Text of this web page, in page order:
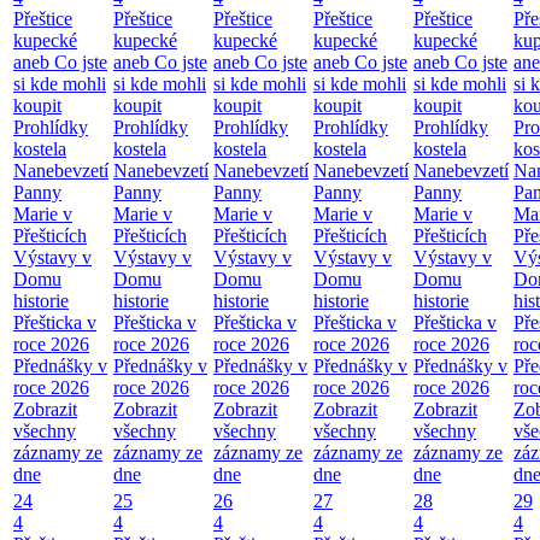
Přeštice
kupecké
aneb Co jste
si kde mohli
koupit
Prohlídky
kostela
Nanebevzetí
Panny
Marie v
Přešticích
Výstavy v
Domu
historie
Přešticka v
roce 2026
Přednášky v
roce 2026
Zobrazit
všechny
záznamy ze
dne
Přeštice
kupecké
aneb Co jste
si kde mohli
koupit
Prohlídky
kostela
Nanebevzetí
Panny
Marie v
Přešticích
Výstavy v
Domu
historie
Přešticka v
roce 2026
Přednášky v
roce 2026
Zobrazit
všechny
záznamy ze
dne
Přeštice
kupecké
aneb Co jste
si kde mohli
koupit
Prohlídky
kostela
Nanebevzetí
Panny
Marie v
Přešticích
Výstavy v
Domu
historie
Přešticka v
roce 2026
Přednášky v
roce 2026
Zobrazit
všechny
záznamy ze
dne
Přeštice
kupecké
aneb Co jste
si kde mohli
koupit
Prohlídky
kostela
Nanebevzetí
Panny
Marie v
Přešticích
Výstavy v
Domu
historie
Přešticka v
roce 2026
Přednášky v
roce 2026
Zobrazit
všechny
záznamy ze
dne
Přeštice
kupecké
aneb Co jste
si kde mohli
koupit
Prohlídky
kostela
Nanebevzetí
Panny
Marie v
Přešticích
Výstavy v
Domu
historie
Přešticka v
roce 2026
Přednášky v
roce 2026
Zobrazit
všechny
záznamy ze
dne
si
dne
24
4
25
4
26
4
27
4
28
4
29
4